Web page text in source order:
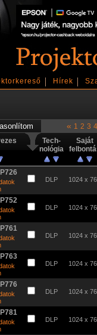
Hírek
« 1 2 3 4
Tech-
nológia
Saját
DLP 1024 x
DLP 1024 x
DLP 1024 x
DLP 1024 x
DLP 1024 x
DLP 1024 x